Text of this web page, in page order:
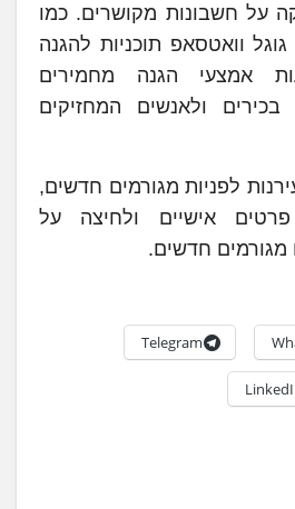
על חשבונות מקושרים. כמו
וואטסאפ תוכניות להגנה
אמצעי הגנה מחמירים
ולאנשים המחזיקים
לפניות מגורמים חדשים,
אישיים ולחיצה על
מגורמים חדשים.
Telegram